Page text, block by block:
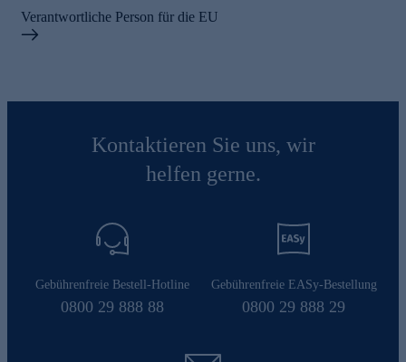
Verantwortliche Person für die EU
Kontaktieren Sie uns, wir
helfen gerne.
Gebührenfreie Bestell-Hotline
0800 29 888 88
Gebührenfreie EASy-Bestellung
0800 29 888 29